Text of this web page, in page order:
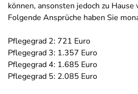
können, ansonsten jedoch zu
Folgende Ansprüche haben Sie
Pflegegrad 2: 721 Euro
Pflegegrad 3: 1.357 Euro
Pflegegrad 4: 1.685 Euro
Pflegegrad 5: 2.085 Euro